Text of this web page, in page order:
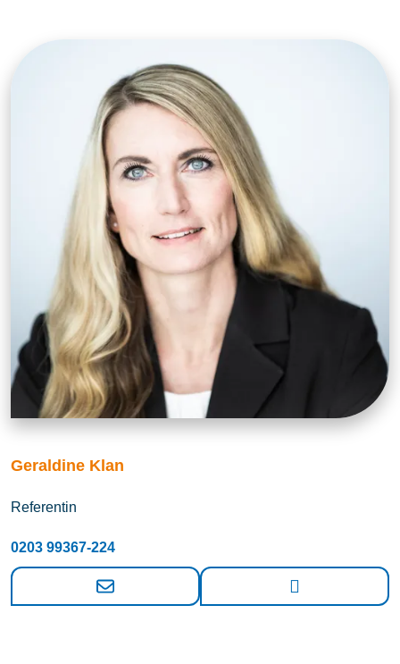
Geraldine Klan
Referentin
0203 99367-224